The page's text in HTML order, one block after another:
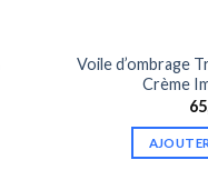
Voile d’ombrage
Crème